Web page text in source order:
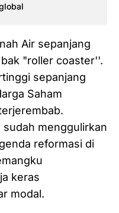
Air sepanjang
"roller coaster''.
sepanjang
Saham
menggulirkan
reformasi di
keras
modal.